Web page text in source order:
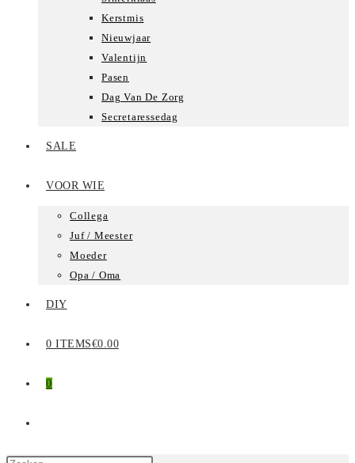
Kerstmis
Nieuwjaar
Valentijn
Pasen
Dag Van De Zorg
Secretaressedag
SALE
VOOR WIE
Collega
Juf / Meester
Moeder
Opa / Oma
DIY
0 ITEMS€0.00
0